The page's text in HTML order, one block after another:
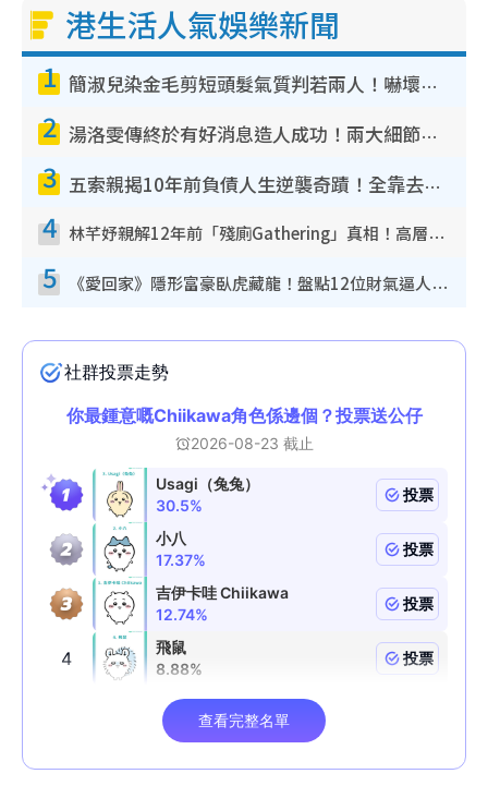
港生活人氣娛樂新聞
1 簡淑兒染金毛剪短頭髮氣質判若兩人！嚇壞老公麥大力都認唔出：「你做咩事？」
2 湯洛雯傳終於有好消息造人成功！兩大細節曝孕味極濃惹猜測：大肚婆先會咁！
3 五索親揭10年前負債人生逆襲奇蹟！全靠去一地方轉運後即遇上馬先生
4 林芊妤親解12年前「殘廁Gathering」真相！高層解約一句話重創尊嚴至今拒返TVB
5 《愛回家》隱形富豪臥虎藏龍！盤點12位財氣逼人的有錢藝人：呢位靚女3億身家唔憂做